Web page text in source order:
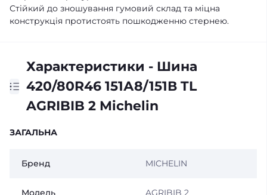
Стійкий до зношування гумовий склад та міцна
конструкція протистоять пошкодженню стернею.
Характеристики - Шина
420/80R46 151А8/151В TL
AGRIBIB 2 Michelin
ЗАГАЛЬНА
Бренд MICHELIN
Модель AGRIBIB 2